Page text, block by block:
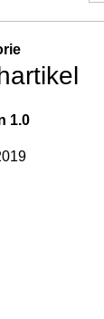
1.0